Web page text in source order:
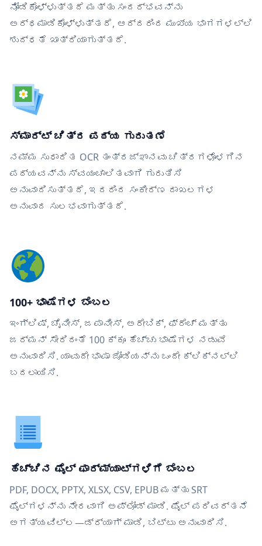
ನೋಡಿಕೊಳ್ಳುತ್ತದೆ ಮತ್ತು ಸಂದರ್ಭವನ್ನು
ಅರ್ಥಮಾಡಿಕೊಳ್ಳುತ್ತದೆ, ಆದ್ದರಿಂದ ಮುಖ್ಯ ಭಾಗಗಳಲ್ಲಿ
ಶುದ್ಧತೆ ಖಾತ್ರಿಯಾಗುತ್ತದೆ.
ಸ್ಮಾರ್ಟ್ ಚಿತ್ರ ಪಠ್ಯ ಗುರುತಣೆ
ನಮ್ಮ ಸುಧಾರಿತ OCR ತಂತ್ರಜ್ಞಾನವು ಚಿತ್ರಗಳೊಳಗಿನ
ಪಠ್ಯವನ್ನು ಸ್ವಯಂಚಾಲಿತವಾಗಿ ಗುರುತಿಸಿ
ಅನುವಾದಿಸುತ್ತದೆ, ಇದರಿಂದ ಸಂಕೀರ್ಣ ದಾಖಲಗಳ
ಅನುವಾದ ಸುಲಭವಾಗುತ್ತದೆ.
100+ ಭಾಷೆಗಳ ಬೆಂಬಲ
ಇಂಗ್ಲಿಷ್, ಚೈನೀಸ್, ಜಪಾನೀಸ್, ಅರೇಬಿಕ್, ಫ್ರೆಂಚ್ ಮತ್ತು
ಜರ್ಮನ್ ಸೇರಿದಂತೆ 100 ಕ್ಕೂ ಹೆಚ್ಚು ಭಾಷೆಗಳ ನಡುವೆ
ಅನುವಾದಿಸಿ. ಯಾವುದೇ ಭಾಷಾ ಜೋಡಿಯನ್ನು ಒಂದೇ ಕ್ಲಿಕ್‌ನಲ್ಲಿ
ಬದಲಾಯಿಸಿ.
ಹೆಚ್ಚಿನ ಫೈಲ್ ಫಾರ್ಮ್ಯಾಟ್‌ಗಳಿಗೆ ಬೆಂಬಲ
PDF, DOCX, PPTX, XLSX, CSV, EPUB ಮತ್ತು SRT
ಫೈಲ್‌ಗಳನ್ನು ನೇರವಾಗಿ ಅಪ್ಲೋಡ್ ಮಾಡಿ. ಫೈಲ್ ಪರಿವರ್ತನೆ
ಅಗತ್ಯವಿಲ್ಲ—ಡ್ರ್ಯಾಗ್ ಮಾಡಿ, ಬಿಟ್ಟು ಅನುವಾದಿಸಿ.